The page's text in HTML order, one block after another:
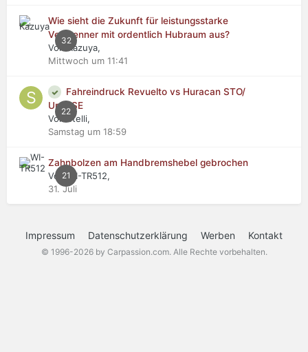
32
Wie sieht die Zukunft für leistungsstarke
Verbrenner mit ordentlich Hubraum aus?
Von Kazuya,
Mittwoch um 11:41
22
Fahreindruck Revuelto vs Huracan STO/
Urus SE
Von stelli,
Samstag um 18:59
21
Zahnbolzen am Handbremshebel gebrochen
Von WI-TR512,
31. Juli
Impressum Datenschutzerklärung Werben Kontakt
© 1996-2026 by Carpassion.com. Alle Rechte vorbehalten.